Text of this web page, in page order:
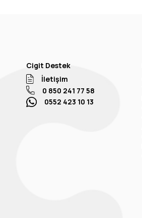
Cigit Destek
İletişim
0 850 241 77 58
0552 423 10 13